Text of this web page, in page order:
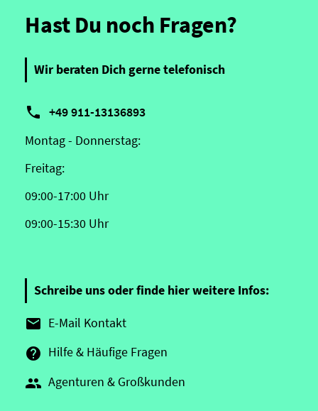
Hast Du noch Fragen?
Wir beraten Dich gerne telefonisch
 +49 911-13136893
Montag - Donnerstag:
Freitag:
09:00-17:00 Uhr
09:00-15:30 Uhr
Schreibe uns oder finde hier weitere Infos:
 E-Mail Kontakt
 Hilfe & Häufige Fragen
 Agenturen & Großkunden